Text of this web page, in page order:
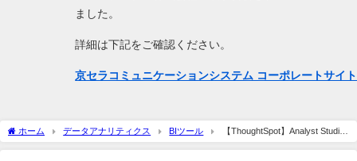
ました。
詳細は下記をご確認ください。
京セラコミュニケーションシステム コーポレートサイ
ホーム データアナリティクス BIツール
【ThoughtSpot】Analyst Studio
アップデート情報（2025/08）